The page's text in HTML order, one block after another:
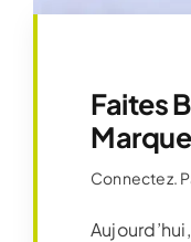
Faites
Marque
Connectez.